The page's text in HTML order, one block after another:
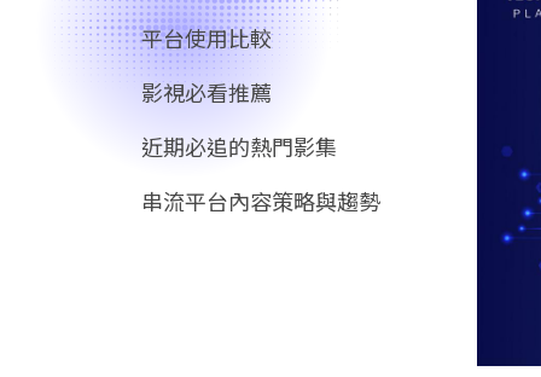
平台使用比較
影視必看推薦
近期必追的熱門影集
串流平台內容策略與趨勢